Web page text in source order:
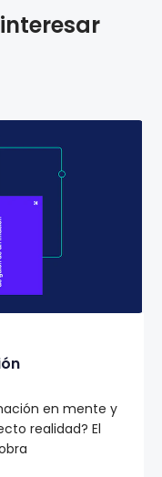
en mente y
realidad? El